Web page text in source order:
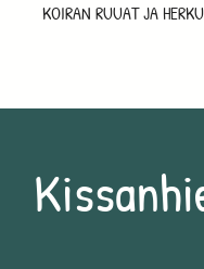
KOIRAN RUUAT JA